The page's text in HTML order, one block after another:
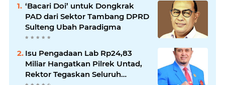
‘Bacari Doi’ untuk Dongkrak
PAD dari Sektor Tambang DPRD
Sulteng Ubah Paradigma
Isu Pengadaan Lab Rp24,83
Miliar Hangatkan Pilrek Untad,
Rektor Tegaskan Seluruh